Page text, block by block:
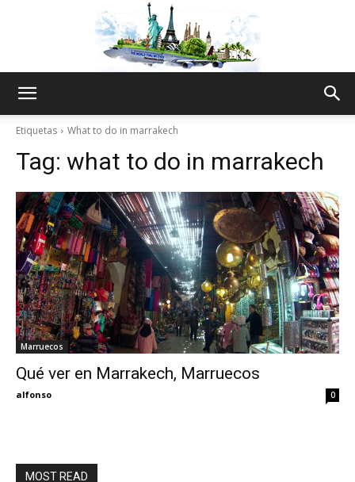
Thru
My
Etiquetas What to do in marrakech
Tag: what to do in marrakech
Marruecos
Qué ver en Marrakech, Marruecos
alfonso 0
MOST READ